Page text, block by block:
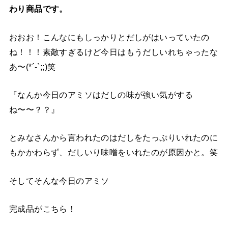
わり商品です。
おおお！こんなにもしっかりとだしがはいっていたの
ね！！！素敵すぎるけど今日はもうだしいれちゃったな
あ〜(*´-`;;)笑
『なんか今日のアミソはだしの味が強い気がする
ね〜〜？？』
とみなさんから言われたのはだしをたっぷりいれたのに
もかかわらず、だしいり味噌をいれたのが原因かと。笑
そしてそんな今日のアミソ
完成品がこちら！